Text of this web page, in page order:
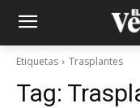
Etiquetas Trasplantes
Tag: